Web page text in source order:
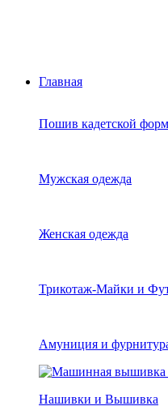
Главная
Пошив кадетской
Мужская одежда
Женская одежда
Трикотаж-Майки и
Амуниция и
Нашивки и Вышивка